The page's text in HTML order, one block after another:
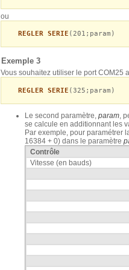
ou
REGLER SERIE (201;param)
Exemple 3
Vous souhaitez utiliser le port COM25
REGLER SERIE (325;param)
Le second paramètre, param ,
se calcule en additionnant les
Par exemple, pour paramétrer
16384 + 0) dans le paramètre
Contrôle
Vitesse (en bauds)